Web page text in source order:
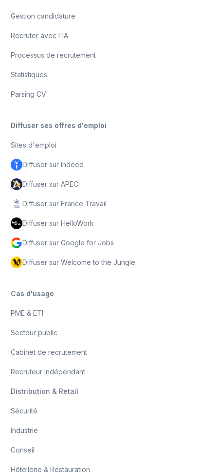
Gestion candidature
Recruter avec l'IA
Processus de recrutement
Statistiques
Parsing CV
Diffuser ses offres d'emploi
Sites d'emploi
Diffuser sur Indeed
Diffuser sur APEC
Diffuser sur France Travail
Diffuser sur HelloWork
Diffuser sur Google for Jobs
Diffuser sur Welcome to the Jungle
Cas d'usage
PME & ETI
Secteur public
Cabinet de recrutement
Recruteur indépendant
Distribution & Retail
Sécurité
Industrie
Conseil
Hôtellerie & Restauration